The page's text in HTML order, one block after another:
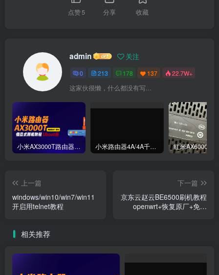
点赞5 分享 收藏
admin 关注
0 213 178 137 22.7W+
这家伙很懒，什么都没有写...
小米AX3000T路由器刷机教程傻瓜式uboot版支持v1v2+恢复原厂系统教程RD03 RD23 小米路由器4A/4A千兆版/R4A/R4AC傻瓜式刷机教程breed版+openwrt分区版支持V1V2+恢复原厂教程
上一篇
windows/win10/win7/win11
开启用telnet教程
下一篇
京东云赵云BE6500刷机教程
openwrt+恢复原厂+免拆
相关推荐